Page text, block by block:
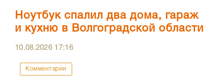
Ноутбук спалил два дома, гараж
и кухню в Волгоградской области
10.08.2026 17:16
Комментарии